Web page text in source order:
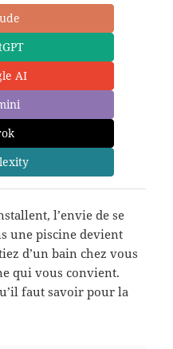
AI
l’envie de se
une piscine devient
d’un bain chez vous
qui vous convient.
faut savoir pour la